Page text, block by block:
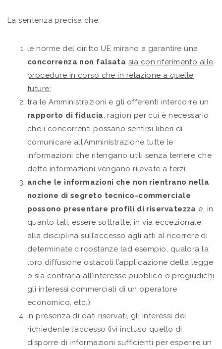
La sentenza precisa che:
le norme del diritto UE mirano a garantire una
concorrenza non falsata sia con riferimento alle
procedure in corso che in relazione a quelle
future;
tra le Amministrazioni e gli offerenti intercorre un
rapporto di fiducia, ragion per cui è necessario
che i concorrenti possano sentirsi liberi di
comunicare all’Amministrazione tutte le
informazioni che ritengano utili senza temere che
dette informazioni vengano rilevate a terzi;
anche le informazioni che non rientrano nella
nozione di segreto tecnico-commerciale
possono presentare profili di riservatezza e, in
quanto tali, essere sottratte, in via eccezionale,
alla disciplina sull’accesso agli atti al ricorrere di
determinate circostanze (ad esempio, qualora la
loro diffusione ostacoli l’applicazione della legge
o sia contraria all’interesse pubblico o pregiudichi
gli interessi commerciali di un operatore
economico, etc.);
in presenza di dati riservati, gli interessi del
richiedente l’accesso (ivi incluso quello di
disporre di informazioni sufficienti per esperire un